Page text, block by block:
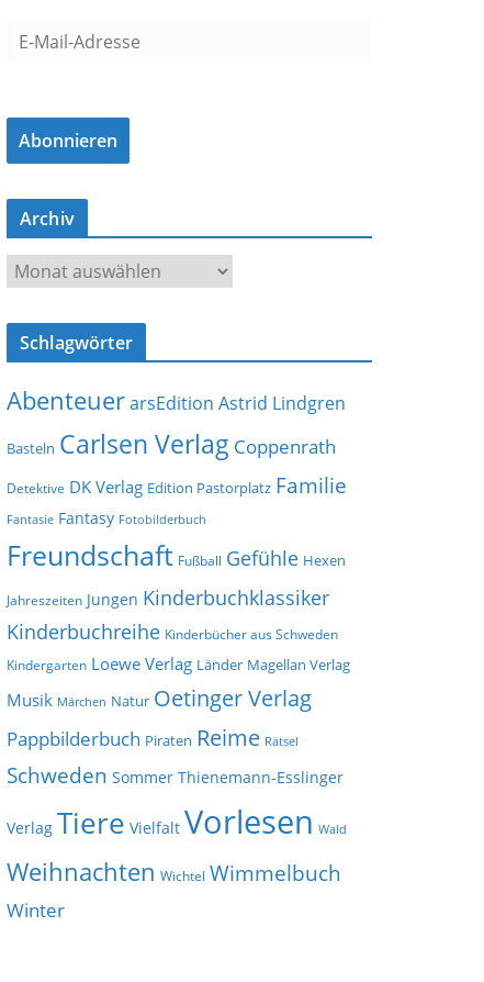
a
l
-
d
s
e
Abonnieren
Archiv
r
c
v
Schlagwörter
AbenteuerarsEdition Astrid Lindgren
Basteln Carlsen Verlag Coppenrath
Detektive DK Verlag Edition Pastorplatz Familie
Fantasie Fantasy Fotobilderbuch
Freundschaft Fußball Gefühle Hexen
Jahreszeiten Jungen Kinderbuchklassiker
Kinderbuchreihe Kinderbücher aus Schweden
Kindergarten Loewe Verlag Länder Magellan Verlag
Musik Märchen Natur Oetinger Verlag
Pappbilderbuch Piraten Reime Rätsel
Schweden Sommer Thienemann-Esslinger
Verlag Tiere Vielfalt Vorlesen Wald
Weihnachten Wichtel Wimmelbuch
Winter